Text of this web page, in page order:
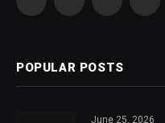
FacebookYouTube
POPULAR POSTS
June 25, 2026